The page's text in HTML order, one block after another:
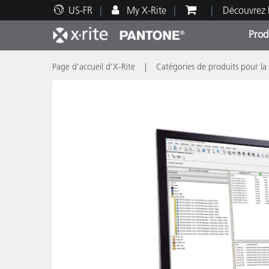
US-FR My X-Rite
Top Produits
Impression et Emballage
Textile
Assistance technique
Ressources éducatives
Page d’accueil d’X-Rite Catégories de produits pour la